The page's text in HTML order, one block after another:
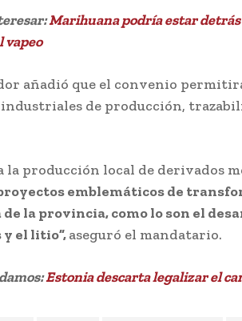
Marihuana podría estar
vapeo
añadió que el convenio
industriales de producción,
la producción local de derivados
emblemáticos de
la provincia, como lo son el
el litio”,aseguró el mandatario.
Estonia descarta legalizar el